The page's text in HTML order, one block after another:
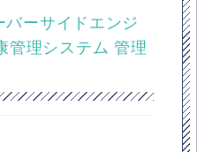
バーサイドエンジ
理システム 管理